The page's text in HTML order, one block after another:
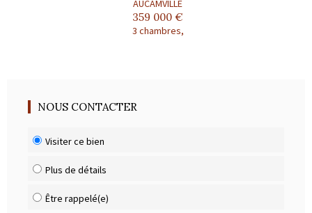
AUCAMVILLE
359 000 €
3 chambres,
NOUS CONTACTER
Visiter ce bien
Plus de détails
Être rappelé(e)